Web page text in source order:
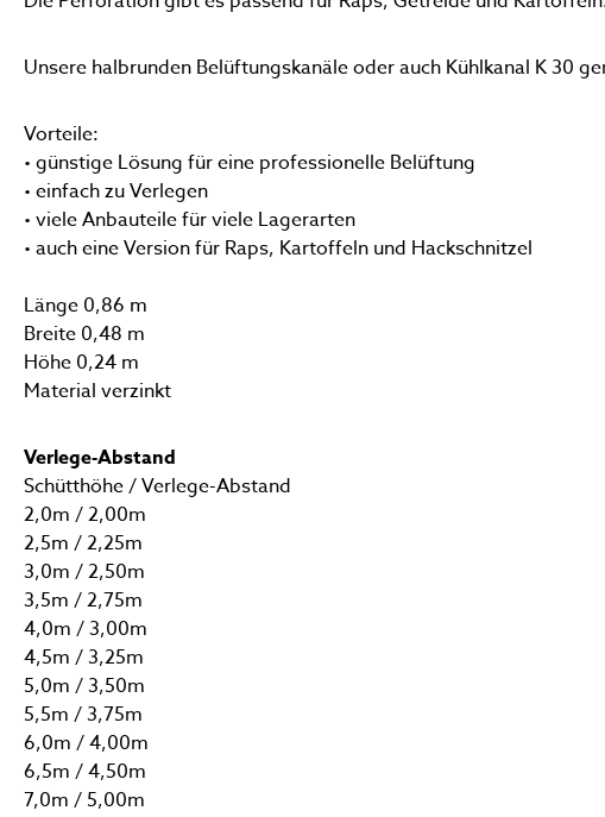
Unsere halbrunden Belüftungskanäle oder auch Kühlkanal K 30
Vorteile:
• günstige Lösung für eine professionelle Belüftung
• einfach zu Verlegen
• viele Anbauteile für viele Lagerarten
• auch eine Version für Raps, Kartoffeln und Hackschnitzel
Länge 0,86 m
Breite 0,48 m
Höhe 0,24 m
Material verzinkt
Verlege-Abstand
Schütthöhe / Verlege-Abstand
2,0m / 2,00m
2,5m / 2,25m
3,0m / 2,50m
3,5m / 2,75m
4,0m / 3,00m
4,5m / 3,25m
5,0m / 3,50m
5,5m / 3,75m
6,0m / 4,00m
6,5m / 4,50m
7,0m / 5,00m